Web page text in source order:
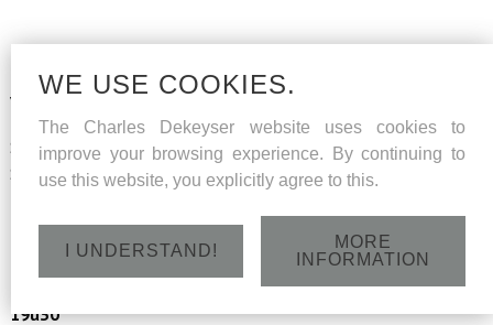
Mattheuspassie - J.S. Bach - Met Concerto Currende, de
Kon.Gentse Oratoriumvereniging en het Kinderkoor Opera
Vlaanderen olv Erik Van Nevel
Solisten : Hilde Coppé (sopraan), Daniel Elgersma (altus), Kevin
Skelton (tenor-evangelist), Jan Caals (tenor-aria's), Charles
Dinsdag 31 maart 2015 - O.L.V. St.Pieterskerk , Gent -
19u30
WE USE COOKIES.
The Charles Dekeyser website uses cookies to
improve your browsing experience. By continuing to
use this website, you explicitly agree to this.
I UNDERSTAND!
MORE
INFORMATION